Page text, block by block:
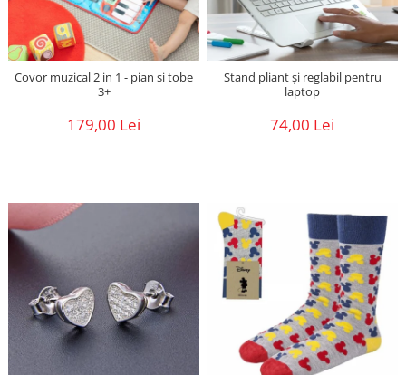
Covor muzical 2 in 1 - pian si tobe
3+
179,00 Lei
Stand pliant și reglabil pentru
laptop
74,00 Lei